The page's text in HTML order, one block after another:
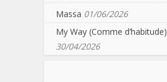
Massa 01/06/2026
My Way (Comme d’habitude)
30/04/2026